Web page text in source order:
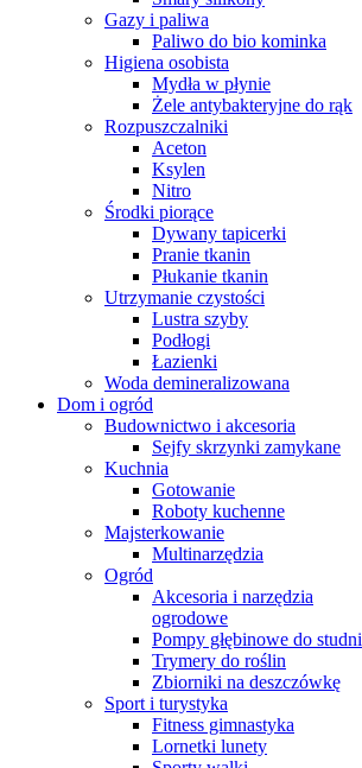
Gazy i paliwa
Paliwo do bio kominka
Higiena osobista
Mydła w płynie
Żele antybakteryjne do rąk
Rozpuszczalniki
Aceton
Ksylen
Nitro
Środki piorące
Dywany tapicerki
Pranie tkanin
Płukanie tkanin
Utrzymanie czystości
Lustra szyby
Podłogi
Łazienki
Woda demineralizowana
Dom i ogród
Budownictwo i akcesoria
Sejfy skrzynki zamykane
Kuchnia
Gotowanie
Roboty kuchenne
Majsterkowanie
Multinarzędzia
Ogród
Akcesoria i narzędzia
ogrodowe
Pompy głębinowe do studni
Trymery do roślin
Zbiorniki na deszczówkę
Sport i turystyka
Fitness gimnastyka
Lornetki lunety